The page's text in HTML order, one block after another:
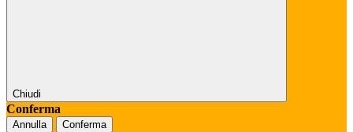
Chiudi
Conferma
Annulla Conferma